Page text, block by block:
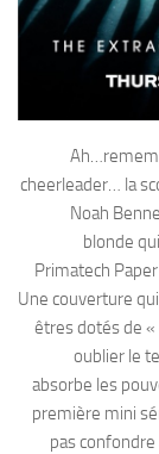
cheerleader… la
Noah
blonde
Primatech
Une couverture
êtres dotés de «
oublier le
absorbe les
première mini
pas